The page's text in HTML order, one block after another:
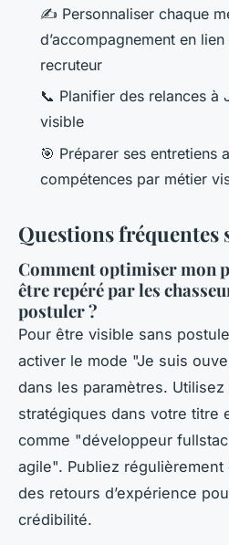
✍️ Personnaliser chaque
d’accompagnement en
recruteur
📞 Planifier des relances à
visible
🎯 Préparer ses entretiens
compétences par métier
Questions fréquentes
Comment optimiser mon
être repéré par les
postuler ?
Pour être visible sans
activer le mode "Je suis
dans les paramètres.
stratégiques dans votre titre
comme "développeur
agile". Publiez
des retours d’expérience
crédibilité.